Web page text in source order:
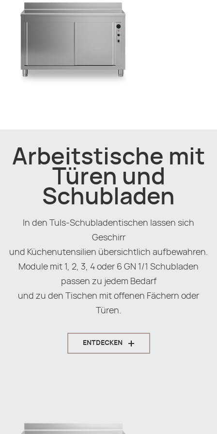
Arbeitstische mit
Türen und
Schubladen
In den Tuls-Schubladentischen lassen sich
Geschirr
und Küchenutensilien übersichtlich aufbewahren.
Module mit 1, 2, 3, 4 oder 6 GN 1/1 Schubladen
passen zu jedem Bedarf
und zu den Tischen mit offenen Fächern oder
Türen.
ENTDECKEN